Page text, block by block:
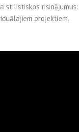
stilistiskos
projektiem.